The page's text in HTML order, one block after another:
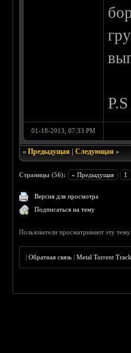
01-18-2013, 07:33 PM
«Предыдущая |Следующая »
Страницы (56): « Предыдущая 1
Версия для просмотра
Подписаться на тему
Пользователи просматривают эту
|Обратная связь |Metal Torrent